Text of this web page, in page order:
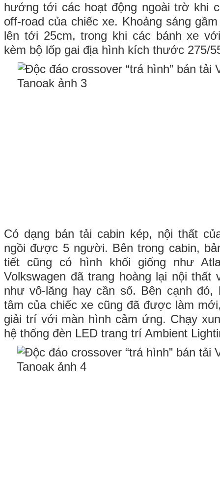
hướng tới các hoạt động ngoài trờ khi
off-road của chiếc xe. Khoảng sáng
lên tới 25cm, trong khi các bánh xe
kèm bộ lốp gai địa hình kích thước 275/
Có dạng bán tải cabin kép, nội thất
ngồi được 5 người. Bên trong cabin,
tiết cũng có hình khối giống như
Volkswagen đã trang hoàng lại nội
như vô-lăng hay cần số. Bên cạnh đó,
tâm của chiếc xe cũng đã được làm
giải trí với màn hình cảm ứng. Chạy
hệ thống đèn LED trang trí Ambient